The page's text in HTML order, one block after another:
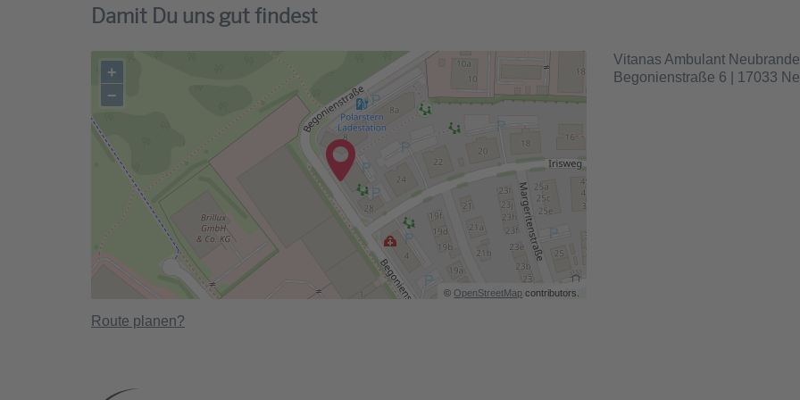
Damit Du uns gut findest
+
−
©OpenStreetMap contributors.
Route planen?
Vitanas Ambulant
Begonienstraße 6 | 17033